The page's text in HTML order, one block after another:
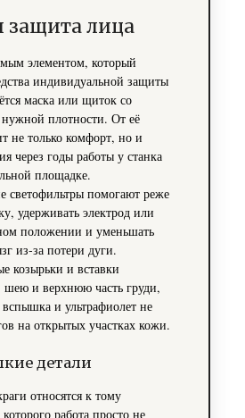
лица
элементом, который
индивидуальной защиты
маска или щиток со
нужной плотности. От её
не только комфорт, но и
через годы работы у станка
площадке.
светофильтры помогают реже
удерживать электрод или
положении и уменьшать
из‑за потери дуги.
козырьки и вставки
шею и верхнюю часть груди,
вспышка и ультрафиолет не
на открытых участках кожи.
детали
относятся к тому
работа просто не